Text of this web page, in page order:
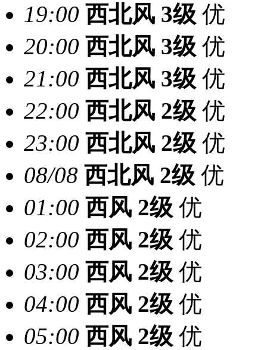
19:00 西北风 3级 优
20:00 西北风 3级 优
21:00 西北风 3级 优
22:00 西北风 2级 优
23:00 西北风 2级 优
08/08 西北风 2级 优
01:00 西风 2级 优
02:00 西风 2级 优
03:00 西风 2级 优
04:00 西风 2级 优
05:00 西风 2级 优